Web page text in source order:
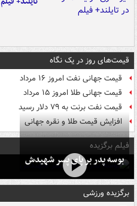
قیمت‌های روز در یک نگاه
قیمت جهانی نفت امروز ۱۶ مرداد
قیمت جهانی طلا امروز ۱۵ مرداد
قیمت نفت برنت به ۷۹ دلار رسید
افزایش قیمت طلا و نقره جهانی
فیلم برگزیده
بوسه‌ پدر بر پای پسر شهیدش
برگزیده ورزشی